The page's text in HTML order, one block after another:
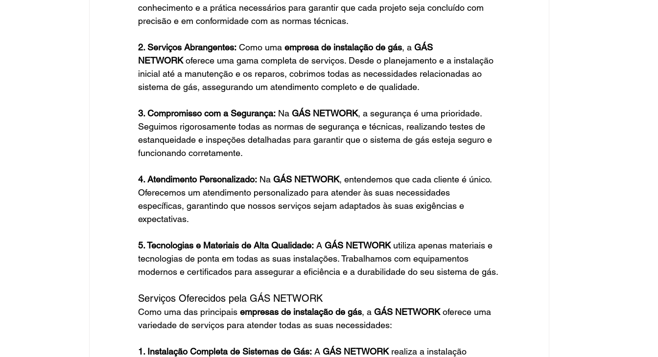
conhecimento e a prática necessários para garantir que cada projeto seja concluído com
precisão e em conformidade com as normas técnicas.
2. Serviços Abrangentes: Como uma empresa de instalação de gás, a GÁS
NETWORK oferece uma gama completa de serviços. Desde o planejamento e a instalação
inicial até a manutenção e os reparos, cobrimos todas as necessidades relacionadas ao
sistema de gás, assegurando um atendimento completo e de qualidade.
3. Compromisso com a Segurança: Na GÁS NETWORK, a segurança é uma prioridade.
Seguimos rigorosamente todas as normas de segurança e técnicas, realizando testes de
estanqueidade e inspeções detalhadas para garantir que o sistema de gás esteja seguro e
funcionando corretamente.
4. Atendimento Personalizado: Na GÁS NETWORK, entendemos que cada cliente é único.
Oferecemos um atendimento personalizado para atender às suas necessidades
específicas, garantindo que nossos serviços sejam adaptados às suas exigências e
expectativas.
5. Tecnologias e Materiais de Alta Qualidade: A GÁS NETWORK utiliza apenas materiais e
tecnologias de ponta em todas as suas instalações. Trabalhamos com equipamentos
modernos e certificados para assegurar a eficiência e a durabilidade do seu sistema de gás.
Serviços Oferecidos pela GÁS NETWORK
Como uma das principais empresas de instalação de gás, a GÁS NETWORK oferece uma
variedade de serviços para atender todas as suas necessidades:
1. Instalação Completa de Sistemas de Gás: A GÁS NETWORK realiza a instalação